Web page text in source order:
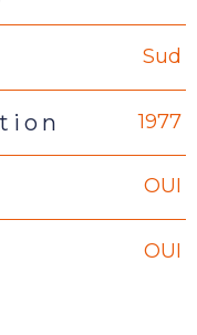
Sud
1977
OUI
OUI